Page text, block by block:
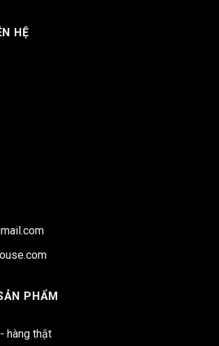
HỆ
PHẨM
hàng thật